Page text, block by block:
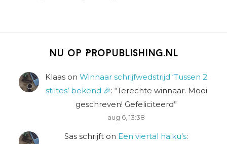
Nu op Propublishing.nl
Klaas on Winnaar schrijfwedstrijd ‘Tussen 2
stiltes’ bekend 🎉: “Terechte winnaar. Mooi
geschreven! Gefeliciteerd”
aug 6, 13:38
Sas schrijft on Een viertal haiku’s: